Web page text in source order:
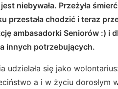
niebywała. Przeżyła śmierć
przestała chodzić i teraz
ambasadorki Seniorów :) i
innych potrzebujących.
udzielała się jako
a i w życiu dorosłym